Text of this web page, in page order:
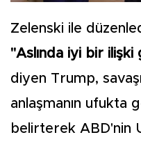
Zelenski ile
"Aslında iyi bir ilişki
diyen Trump,
anlaşmanın ufukta
belirterek ABD'nin